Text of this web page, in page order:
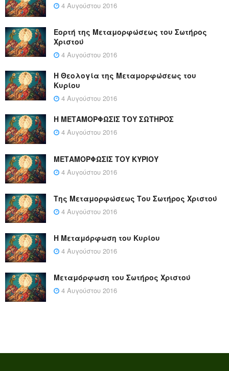
4 Αυγούστου 2016
Εορτή της Μεταμορφώσεως του Σωτήρος
Χριστού
4 Αυγούστου 2016
Η Θεολογία της Μεταμορφώσεως του
Κυρίου
4 Αυγούστου 2016
Η ΜΕΤΑΜΟΡΦΩΣΙΣ ΤΟΥ ΣΩΤΗΡΟΣ
4 Αυγούστου 2016
ΜΕΤΑΜΟΡΦΩΣΙΣ ΤΟΥ ΚΥΡΙΟΥ
4 Αυγούστου 2016
Της Μεταμορφώσεως Του Σωτήρος Χριστού
4 Αυγούστου 2016
Η Μεταμόρφωση του Κυρίου
4 Αυγούστου 2016
Μεταμόρφωση του Σωτήρος Χριστού
4 Αυγούστου 2016